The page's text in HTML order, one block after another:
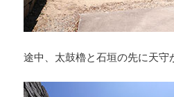
途中、太鼓櫓と石垣の先に天守